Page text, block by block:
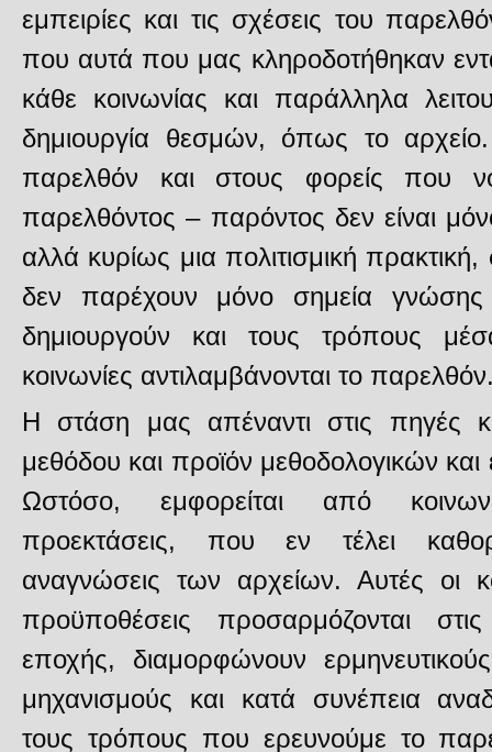
εμπειρίες και τις σχέσεις του
που αυτά που μας κληροδοτήθηκαν
κάθε κοινωνίας και παράλληλα
δημιουργία θεσμών, όπως το
παρελθόν και στους φορείς που
παρελθόντος – παρόντος δεν είναι
αλλά κυρίως μια πολιτισμική
δεν παρέχουν μόνο σημεία
δημιουργούν και τους τρόπους
κοινωνίες αντιλαμβάνονται το
Η στάση μας απέναντι στις πηγές
μεθόδου και προϊόν μεθοδολογικών και
Ωστόσο, εμφορείται από
προεκτάσεις, που εν τέλει
αναγνώσεις των αρχείων. Αυτές οι
προϋποθέσεις προσαρμόζονται
εποχής, διαμορφώνουν
μηχανισμούς και κατά συνέπεια
τους τρόπους που ερευνούμε το